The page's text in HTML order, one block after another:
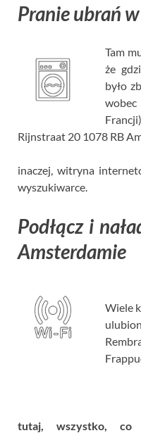
Pranie ubrań
Tam
że
było
Rijnstraat 20 1078 RB
inaczej, witryna
wyszukiwarce.
Podłącz i
Amsterdamie
Wiele
tutaj, wszystko, co